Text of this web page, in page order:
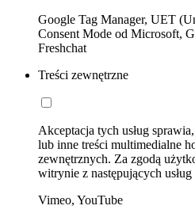
Google Tag Manager, UET
Consent Mode od Microsoft,
Freshchat
Treści zewnętrzne
Akceptacja tych usług
lub inne treści multimedialne
zewnętrznych. Za zgodą
witrynie z następujących
Vimeo, YouTube